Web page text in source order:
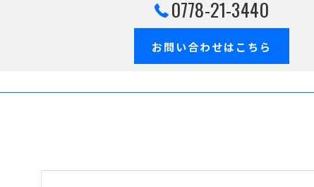
0778-21-3440
お問い合わせはこちら